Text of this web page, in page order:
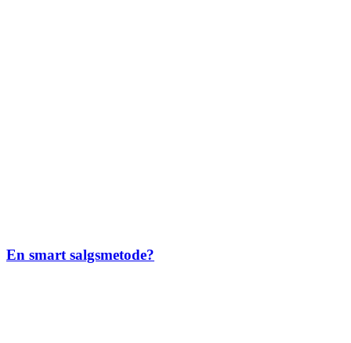
En smart salgsmetode?